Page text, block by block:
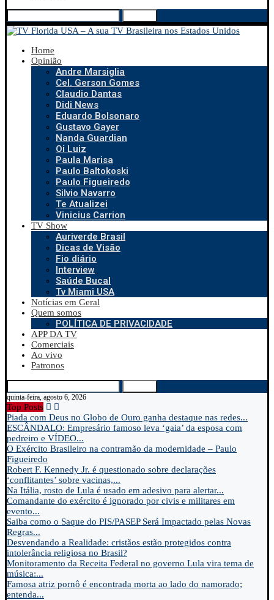
Home
Opinião
Andre Marsiglia
Cel. Gerson Gomes
Claudio Dantas
Didi News
Eduardo Bolsonaro
Gustavo Gayer
Nanda Guardian
Oi Luiz
Paula Marisa
Paulo Baltokoski
Paulo Figueiredo
Silvio Navarro
Te Atualizei
Vinicius Carrion
TV Show
Auriverde Brasil
Dicas de Visão
Fio diário
Interview
Saúde Bucal
Tv Miami USA
Notícias em Geral
Quem somos
POLÍTICA DE PRIVACIDADE
APP DA TV
Comerciais
Ao vivo
Patronos
quinta-feira, agosto 6, 2026
Top Posts
Piada com Deus no Globo de Ouro ganha destaque nas redes...
ESCÂNDALO: Empresário famoso leva ‘gaia’ da esposa com
pedreiro e VÍDEO...
O Exército Brasileiro na contramão da modernidade – Paulo
Figueiredo
Robert F. Kennedy Jr. é questionado sobre declarações
‘conflitantes’ sobre vacinas,...
Na Itália, rosto de Lula é usado em adesivo para alertar...
Comandante do exército é ignorado por civis e militares em
evento...
Saiba como o Saque do PIS/PASEP Será Impactado pelas Novas
Regras...
Desvendando a Realidade: cristãos estão protegidos contra
intolerância religiosa no Brasil?
Monitoramento da Receita Federal no governo Lula vira tema de
música:...
Famosa atriz pornô é encontrada morta ao lado do namorado;
entenda...